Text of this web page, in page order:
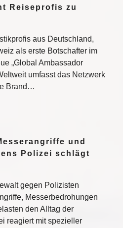
Reiseprofis zu
aus Deutschland,
als erste Botschafter im
„Global Ambassador
umfasst das Netzwerk
Brand…
und
Polizei schlägt
gegen Polizisten
Messerbedrohungen
den Alltag der
reagiert mit spezieller